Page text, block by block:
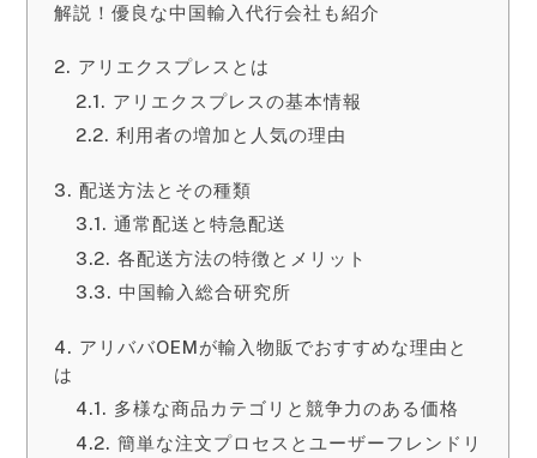
解説！優良な中国輸入代行会社も紹介
アリエクスプレスとは
アリエクスプレスの基本情報
利用者の増加と人気の理由
配送方法とその種類
通常配送と特急配送
各配送方法の特徴とメリット
中国輸入総合研究所
アリババOEMが輸入物販でおすすめな理由と
は
多様な商品カテゴリと競争力のある価格
簡単な注文プロセスとユーザーフレンドリ